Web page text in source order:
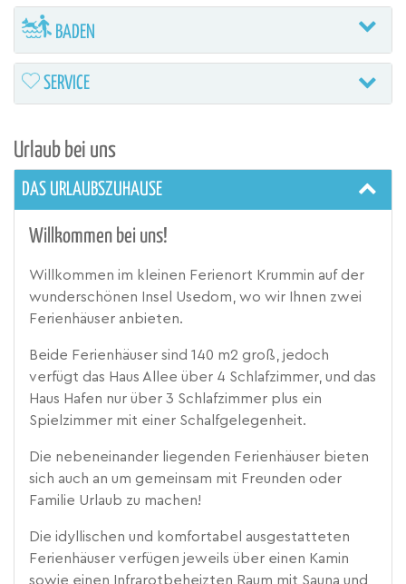
BADEN
SERVICE
Urlaub bei uns
DAS URLAUBSZUHAUSE
Willkommen bei uns!
Willkommen im kleinen Ferienort Krummin auf der
wunderschönen Insel Usedom, wo wir Ihnen zwei
Ferienhäuser anbieten.
Beide Ferienhäuser sind 140 m2 groß, jedoch
verfügt das Haus Allee über 4 Schlafzimmer, und das
Haus Hafen nur über 3 Schlafzimmer plus ein
Spielzimmer mit einer Schalfgelegenheit.
Die nebeneinander liegenden Ferienhäuser bieten
sich auch an um gemeinsam mit Freunden oder
Familie Urlaub zu machen!
Die idyllischen und komfortabel ausgestatteten
Ferienhäuser verfügen jeweils über einen Kamin
sowie einen Infrarotbeheizten Raum mit Sauna und